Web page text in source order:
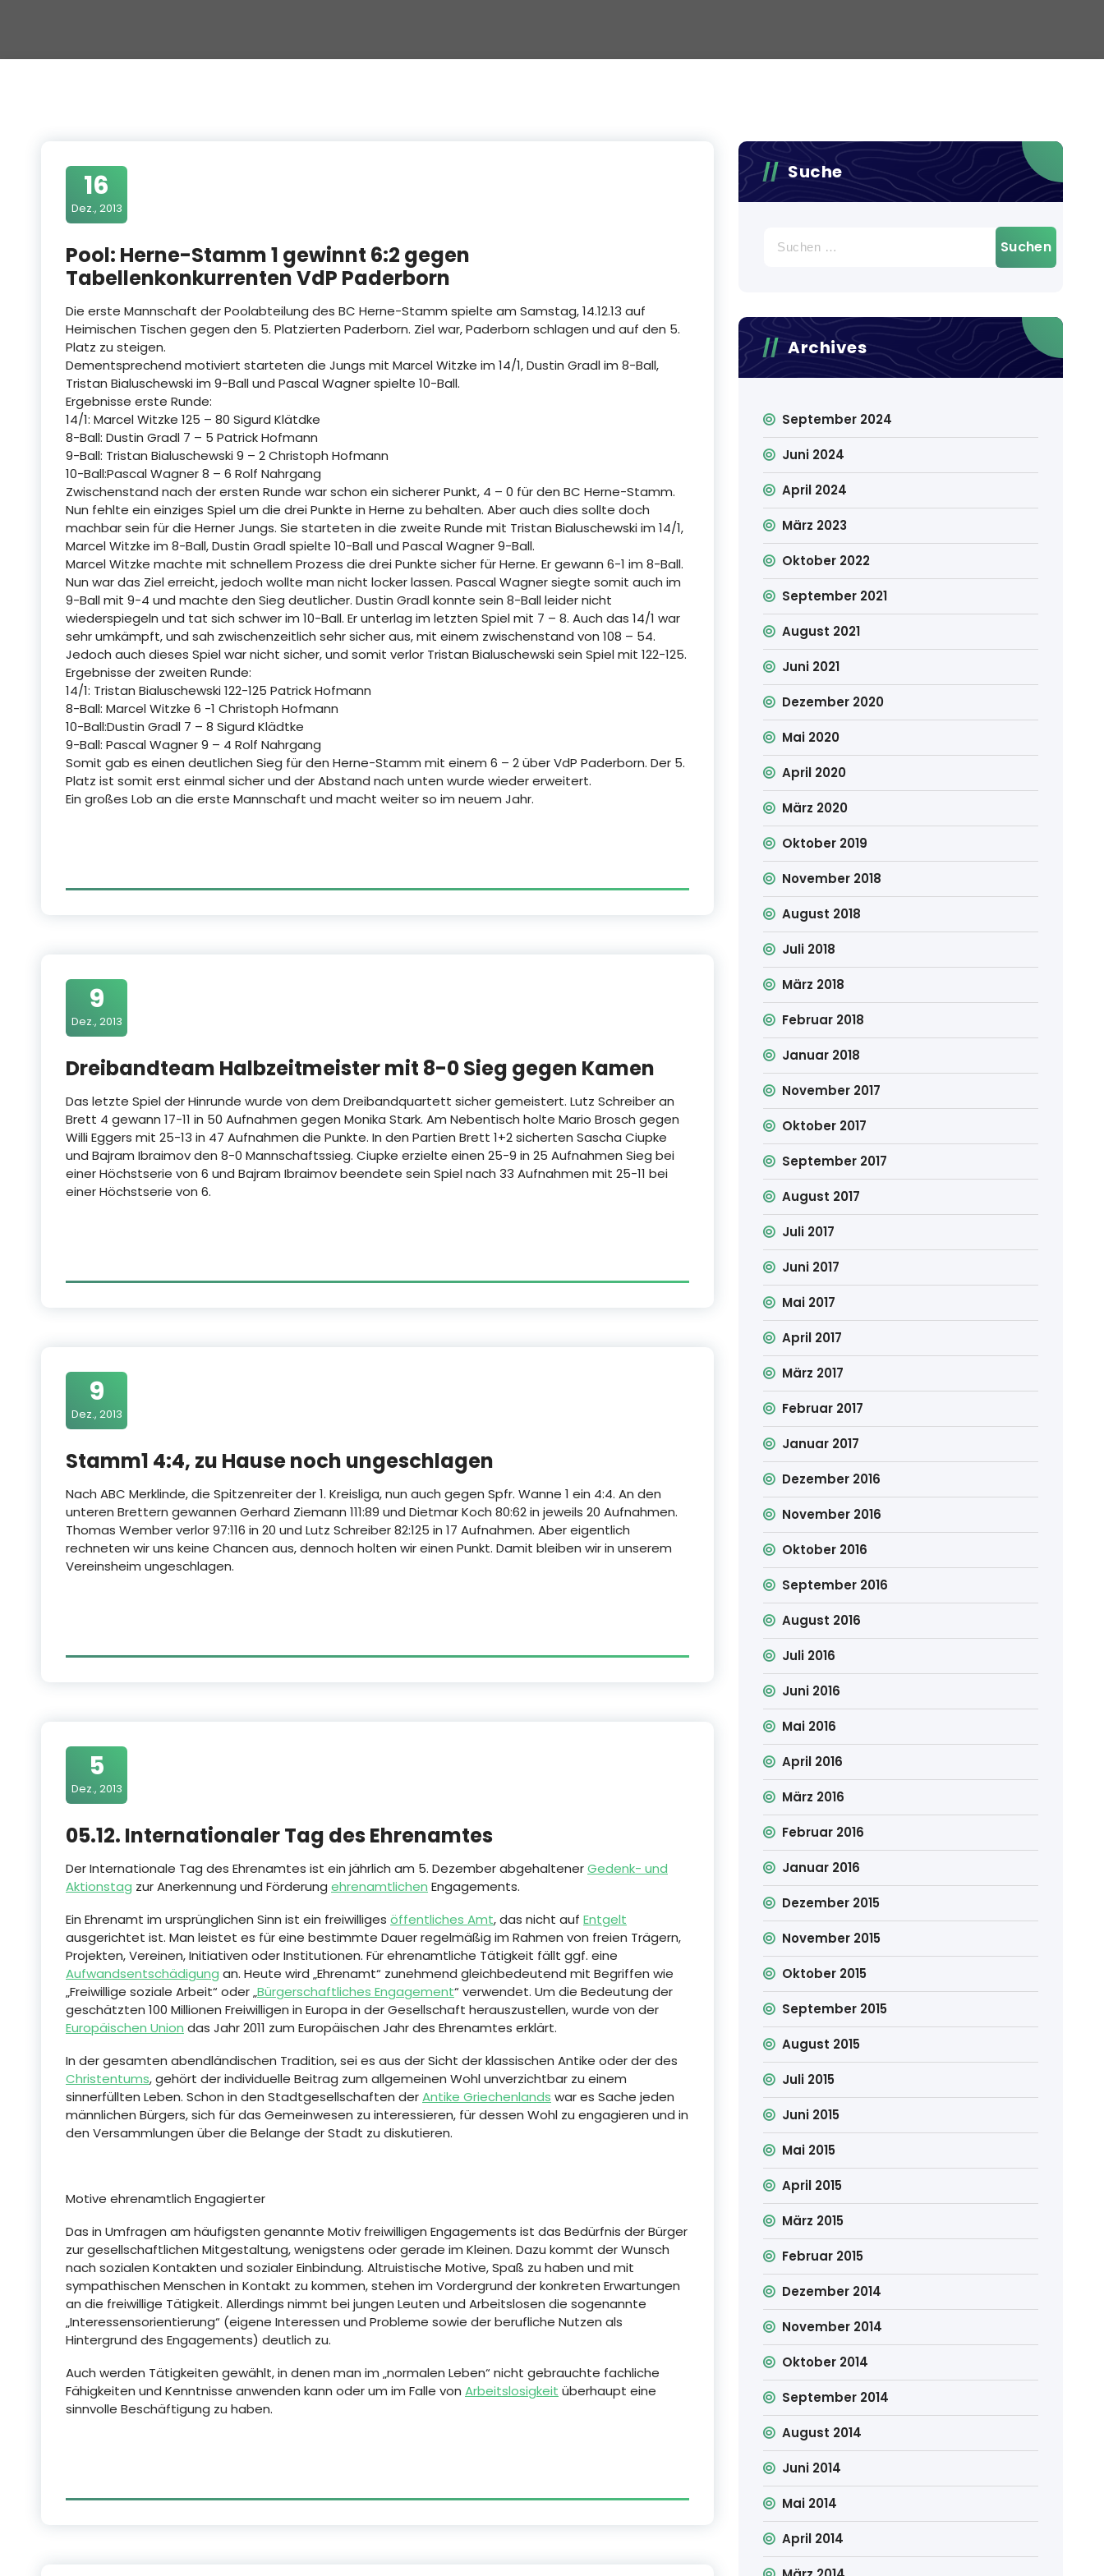
16
Dez., 2013
Pool: Herne-Stamm 1 gewinnt 6:2 gegen
Tabellenkonkurrenten VdP Paderborn
Die erste Mannschaft der Poolabteilung des BC Herne-Stamm spielte am Samstag, 14.12.13 auf
Heimischen Tischen gegen den 5. Platzierten Paderborn. Ziel war, Paderborn schlagen und auf den 5.
Platz zu steigen.
Dementsprechend motiviert starteten die Jungs mit Marcel Witzke im 14/1, Dustin Gradl im 8-Ball,
Tristan Bialuschewski im 9-Ball und Pascal Wagner spielte 10-Ball.
Ergebnisse erste Runde:
14/1: Marcel Witzke 125 – 80 Sigurd Klätdke
8-Ball: Dustin Gradl 7 – 5 Patrick Hofmann
9-Ball: Tristan Bialuschewski 9 – 2 Christoph Hofmann
10-Ball:Pascal Wagner 8 – 6 Rolf Nahrgang
Zwischenstand nach der ersten Runde war schon ein sicherer Punkt, 4 – 0 für den BC Herne-Stamm.
Nun fehlte ein einziges Spiel um die drei Punkte in Herne zu behalten. Aber auch dies sollte doch
machbar sein für die Herner Jungs. Sie starteten in die zweite Runde mit Tristan Bialuschewski im 14/1,
Marcel Witzke im 8-Ball, Dustin Gradl spielte 10-Ball und Pascal Wagner 9-Ball.
Marcel Witzke machte mit schnellem Prozess die drei Punkte sicher für Herne. Er gewann 6-1 im 8-Ball.
Nun war das Ziel erreicht, jedoch wollte man nicht locker lassen. Pascal Wagner siegte somit auch im
9-Ball mit 9-4 und machte den Sieg deutlicher. Dustin Gradl konnte sein 8-Ball leider nicht
wiederspiegeln und tat sich schwer im 10-Ball. Er unterlag im letzten Spiel mit 7 – 8. Auch das 14/1 war
sehr umkämpft, und sah zwischenzeitlich sehr sicher aus, mit einem zwischenstand von 108 – 54.
Jedoch auch dieses Spiel war nicht sicher, und somit verlor Tristan Bialuschewski sein Spiel mit 122-125.
Ergebnisse der zweiten Runde:
14/1: Tristan Bialuschewski 122-125 Patrick Hofmann
8-Ball: Marcel Witzke 6 -1 Christoph Hofmann
10-Ball:Dustin Gradl 7 – 8 Sigurd Klädtke
9-Ball: Pascal Wagner 9 – 4 Rolf Nahrgang
Somit gab es einen deutlichen Sieg für den Herne-Stamm mit einem 6 – 2 über VdP Paderborn. Der 5.
Platz ist somit erst einmal sicher und der Abstand nach unten wurde wieder erweitert.
Ein großes Lob an die erste Mannschaft und macht weiter so im neuem Jahr.
9
Dez., 2013
Dreibandteam Halbzeitmeister mit 8-0 Sieg gegen Kamen
Das letzte Spiel der Hinrunde wurde von dem Dreibandquartett sicher gemeistert. Lutz Schreiber an
Brett 4 gewann 17-11 in 50 Aufnahmen gegen Monika Stark. Am Nebentisch holte Mario Brosch gegen
Willi Eggers mit 25-13 in 47 Aufnahmen die Punkte. In den Partien Brett 1+2 sicherten Sascha Ciupke
und Bajram Ibraimov den 8-0 Mannschaftssieg. Ciupke erzielte einen 25-9 in 25 Aufnahmen Sieg bei
einer Höchstserie von 6 und Bajram Ibraimov beendete sein Spiel nach 33 Aufnahmen mit 25-11 bei
einer Höchstserie von 6.
9
Dez., 2013
Stamm1 4:4, zu Hause noch ungeschlagen
Nach ABC Merklinde, die Spitzenreiter der 1. Kreisliga, nun auch gegen Spfr. Wanne 1 ein 4:4. An den
unteren Brettern gewannen Gerhard Ziemann 111:89 und Dietmar Koch 80:62 in jeweils 20 Aufnahmen.
Thomas Wember verlor 97:116 in 20 und Lutz Schreiber 82:125 in 17 Aufnahmen. Aber eigentlich
rechneten wir uns keine Chancen aus, dennoch holten wir einen Punkt. Damit bleiben wir in unserem
Vereinsheim ungeschlagen.
5
Dez., 2013
05.12. Internationaler Tag des Ehrenamtes
Der Internationale Tag des Ehrenamtes ist ein jährlich am 5. Dezember abgehaltenerGedenk- und
Aktionstag zur Anerkennung und Förderung ehrenamtlichen Engagements.
Ein Ehrenamt im ursprünglichen Sinn ist ein freiwilliges öffentliches Amt, das nicht auf Entgelt
ausgerichtet ist. Man leistet es für eine bestimmte Dauer regelmäßig im Rahmen von freien Trägern,
Projekten, Vereinen, Initiativen oder Institutionen. Für ehrenamtliche Tätigkeit fällt ggf. eine
Aufwandsentschädigung an. Heute wird „Ehrenamt“ zunehmend gleichbedeutend mit Begriffen wie
„Freiwillige soziale Arbeit“ oder „Bürgerschaftliches Engagement“ verwendet. Um die Bedeutung der
geschätzten 100 Millionen Freiwilligen in Europa in der Gesellschaft herauszustellen, wurde von der
Europäischen Union das Jahr 2011 zum Europäischen Jahr des Ehrenamtes erklärt.
In der gesamten abendländischen Tradition, sei es aus der Sicht der klassischen Antike oder der des
Christentums, gehört der individuelle Beitrag zum allgemeinen Wohl unverzichtbar zu einem
sinnerfüllten Leben. Schon in den Stadtgesellschaften derAntike Griechenlands war es Sache jeden
männlichen Bürgers, sich für das Gemeinwesen zu interessieren, für dessen Wohl zu engagieren und in
den Versammlungen über die Belange der Stadt zu diskutieren.
Motive ehrenamtlich Engagierter
Das in Umfragen am häufigsten genannte Motiv freiwilligen Engagements ist das Bedürfnis der Bürger
zur gesellschaftlichen Mitgestaltung, wenigstens oder gerade im Kleinen. Dazu kommt der Wunsch
nach sozialen Kontakten und sozialer Einbindung. Altruistische Motive, Spaß zu haben und mit
sympathischen Menschen in Kontakt zu kommen, stehen im Vordergrund der konkreten Erwartungen
an die freiwillige Tätigkeit. Allerdings nimmt bei jungen Leuten und Arbeitslosen die sogenannte
„Interessensorientierung“ (eigene Interessen und Probleme sowie der berufliche Nutzen als
Hintergrund des Engagements) deutlich zu.
Auch werden Tätigkeiten gewählt, in denen man im „normalen Leben“ nicht gebrauchte fachliche
Fähigkeiten und Kenntnisse anwenden kann oder um im Falle von Arbeitslosigkeit überhaupt eine
sinnvolle Beschäftigung zu haben.
Suche
nach:
Archives
September 2024
Juni 2024
April 2024
März 2023
Oktober 2022
September 2021
August 2021
Juni 2021
Dezember 2020
Mai 2020
April 2020
März 2020
Oktober 2019
November 2018
August 2018
Juli 2018
März 2018
Februar 2018
Januar 2018
November 2017
Oktober 2017
September 2017
August 2017
Juli 2017
Juni 2017
Mai 2017
April 2017
März 2017
Februar 2017
Januar 2017
Dezember 2016
November 2016
Oktober 2016
September 2016
August 2016
Juli 2016
Juni 2016
Mai 2016
April 2016
März 2016
Februar 2016
Januar 2016
Dezember 2015
November 2015
Oktober 2015
September 2015
August 2015
Juli 2015
Juni 2015
Mai 2015
April 2015
März 2015
Februar 2015
Dezember 2014
November 2014
Oktober 2014
September 2014
August 2014
Juni 2014
Mai 2014
April 2014